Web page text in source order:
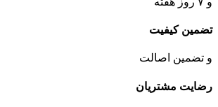
تضمین کیفیت
و تضمین اصالت
رضایت مشتریان